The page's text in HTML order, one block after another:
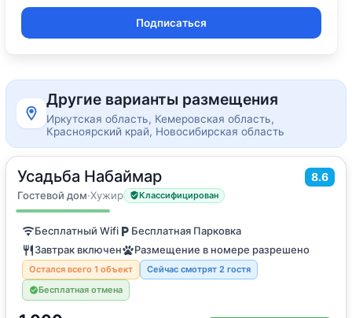
Подписаться
Другие варианты размещения
Иркутская область, Кемеровская область,
Красноярский край, Новосибирская область
Усадьба Набаймар 8.6
Гостевой дом·Хужир Классифицирован
15м2 до 13 гостей
Кровать в общем номере
Бесплатный Wifi
Бесплатная Парковка
Завтрак включен
Размещение в номере разрешено
Остался всего 1 объект
Сейчас смотрят 2 гостя
Бесплатная отмена